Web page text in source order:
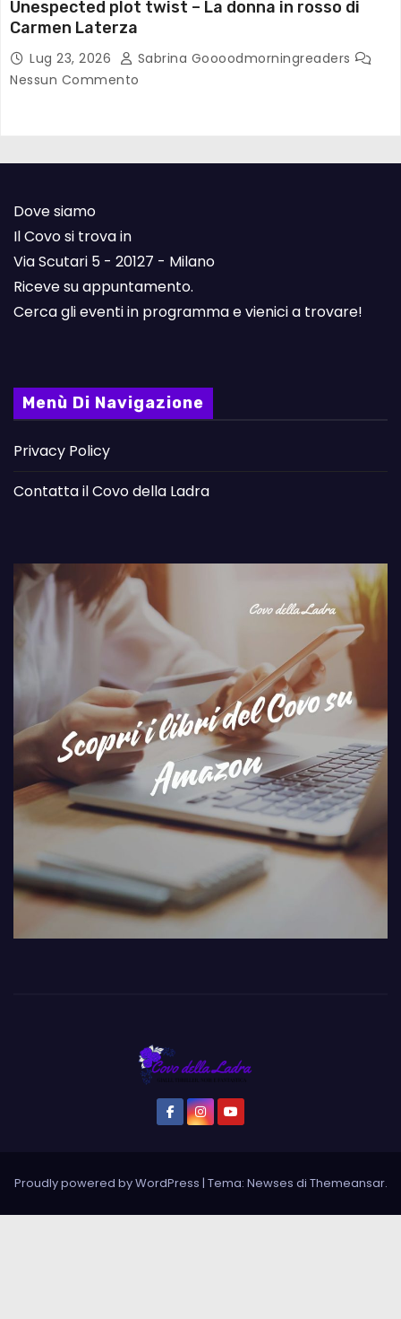
Unespected plot twist – La donna in rosso di
Carmen Laterza
Lug 23, 2026
Sabrina Goooodmorningreaders
Nessun Commento
Dove siamo
Il Covo si trova in
Via Scutari 5 - 20127 - Milano
Riceve su appuntamento.
Cerca gli eventi in programma e vienici a trovare!
Menù Di Navigazione
Privacy Policy
Contatta il Covo della Ladra
Proudly powered by WordPress | Tema: Newses di Themeansar.